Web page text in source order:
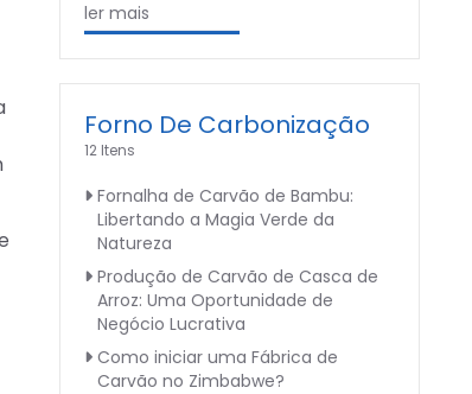
ler mais
Forno De Carbonização
12 Itens
Fornalha de Carvão de Bambu:
Libertando a Magia Verde da
Natureza
Produção de Carvão de Casca de
Arroz: Uma Oportunidade de
Negócio Lucrativa
Como iniciar uma Fábrica de
Carvão no Zimbabwe?